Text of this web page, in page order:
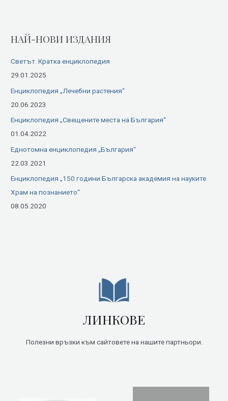
c
r
:
НАЙ-НОВИ ИЗДАНИЯ
Светът. Кратка енциклопедия
29.01.2025
Енциклопедия „Лечебни растения“
20.06.2023
Енциклопедия „Свещените места на България“
01.04.2022
Еднотомна енциклопедия „България“
22.03.2021
Енциклопедия „150 години Българска академия на науките.
Храм на познанието“
08.05.2020
ЛИНКОВЕ
Полезни връзки към сайтовете на нашите партньори.